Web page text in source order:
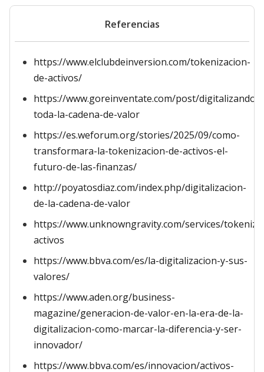
Referencias
https://www.elclubdeinversion.com/tokenizacion-
de-activos/
https://www.goreinventate.com/post/digitalizando-
toda-la-cadena-de-valor
https://es.weforum.org/stories/2025/09/como-
transformara-la-tokenizacion-de-activos-el-
futuro-de-las-finanzas/
http://poyatosdiaz.com/index.php/digitalizacion-
de-la-cadena-de-valor
https://www.unknowngravity.com/services/
activos
https://www.bbva.com/es/la-digitalizacion-y-sus-
valores/
https://www.aden.org/business-
magazine/generacion-de-valor-en-la-era-de-la-
digitalizacion-como-marcar-la-diferencia-y-ser-
innovador/
https://www.bbva.com/es/innovacion/activos-